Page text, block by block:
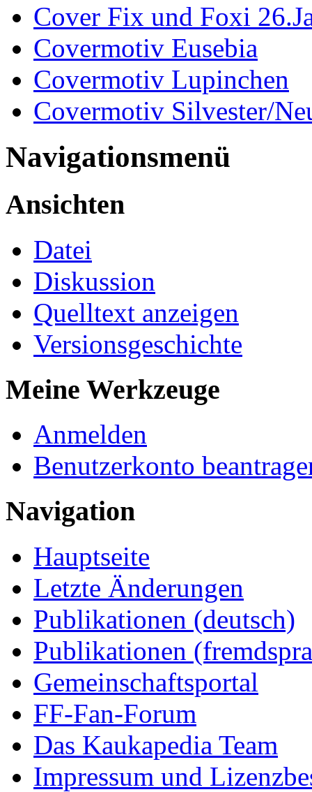
Cover Fix und Foxi
Covermotiv Eusebia
Covermotiv Lupinchen
Covermotiv Silvester/
Navigationsmenü
Ansichten
Datei
Diskussion
Quelltext anzeigen
Versionsgeschichte
Meine Werkzeuge
Anmelden
Benutzerkonto
Navigation
Hauptseite
Letzte Änderungen
Publikationen (deutsch)
Publikationen
Gemeinschaftsportal
FF-Fan-Forum
Das Kaukapedia Team
Impressum und